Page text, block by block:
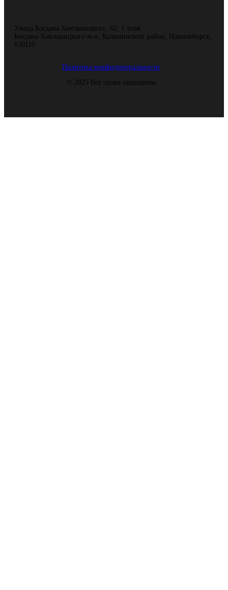
Улица Богдана Хмельницкого, 62, ​1 этаж
Богдана Хмельницкого м-н, Калининский район, Новосибирск,
630110
Политика конфиденциальности
© 2025 Все права защищены